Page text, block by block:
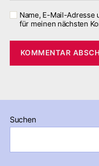
Name, E-Mail-Adresse
für meinen nächsten
Suchen